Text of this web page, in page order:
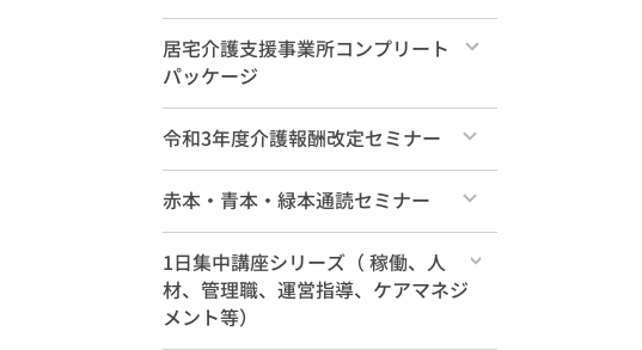
すべて
居宅介護支援事業所コンプリート
パッケージ
すべて
令和3年度介護報酬改定セミナー
すべて
赤本・青本・緑本通読セミナー
すべて
1日集中講座シリーズ（ 稼働、人
材、管理職、運営指導、ケアマネジ
メント等）